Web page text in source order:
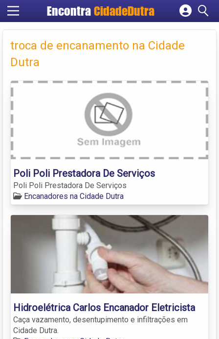
Encontra CidadeDutra
Cadastrar empresa
Criar conta
troca de encanamento na Cidade
Dutra
Poli Poli Prestadora De Serviços
Poli Poli Prestadora De Serviços
Encanadores na Cidade Dutra
Hidroelétrica Carlos Encanador Eletricista
Caça vazamento, desentupimento e infiltrações em
Cidade Dutra.